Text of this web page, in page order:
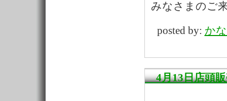
みなさまのご
posted by: か
4月13日店頭